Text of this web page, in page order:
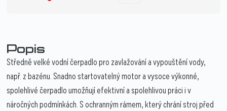
Popis
Středně velké vodní čerpadlo pro zavlažování a vypouštění vody,
např. z bazénu. Snadno startovatelný motor a vysoce výkonné,
spolehlivé čerpadlo umožňují efektivní a spolehlivou práci i v
náročných podmínkách. S ochranným rámem, který chrání stroj před